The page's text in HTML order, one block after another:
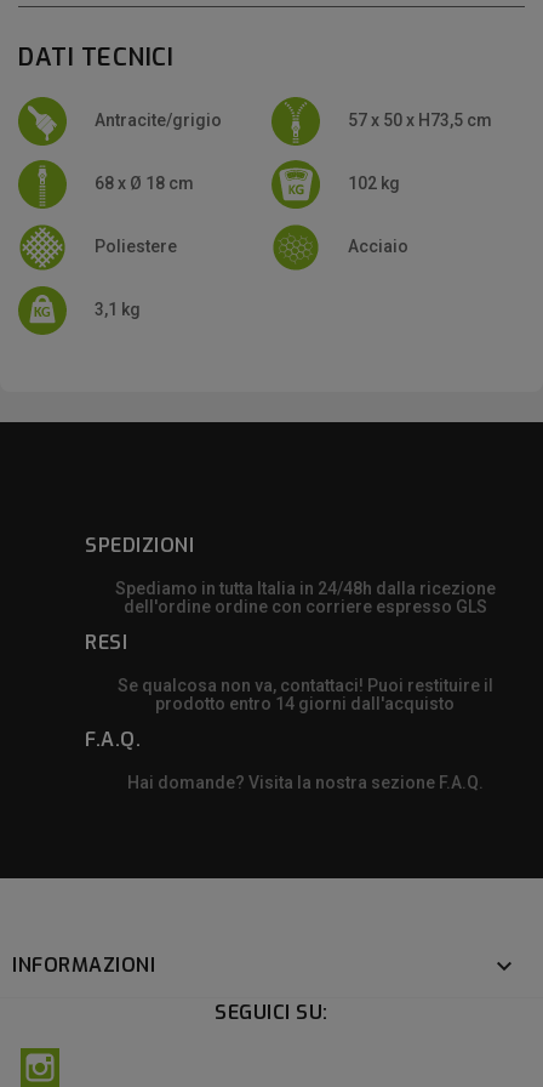
DATI TECNICI
Antracite/grigio 57 x 50 x H73,5 cm
68 x Ø 18 cm 102 kg
Poliestere Acciaio
3,1 kg
SPEDIZIONI
Spediamo in tutta Italia in 24/48h dalla ricezione
dell'ordine ordine con corriere espresso GLS
RESI
Se qualcosa non va, contattaci! Puoi restituire il
prodotto entro 14 giorni dall'acquisto
F.A.Q.
Hai domande? Visita la nostra sezione F.A.Q.
INFORMAZIONI 
SEGUICI SU: